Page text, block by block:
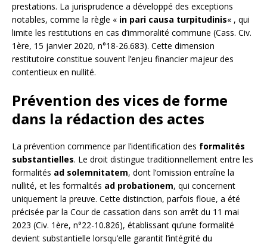
prestations. La jurisprudence a développé des exceptions
notables, comme la règle « in pari causa turpitudinis« , qui
limite les restitutions en cas d’immoralité commune (Cass. Civ.
1ère, 15 janvier 2020, n°18-26.683). Cette dimension
restitutoire constitue souvent l’enjeu financier majeur des
contentieux en nullité.
Prévention des vices de forme
dans la rédaction des actes
La prévention commence par l’identification des formalités
substantielles. Le droit distingue traditionnellement entre les
formalités ad solemnitatem, dont l’omission entraîne la
nullité, et les formalités ad probationem, qui concernent
uniquement la preuve. Cette distinction, parfois floue, a été
précisée par la Cour de cassation dans son arrêt du 11 mai
2023 (Civ. 1ère, n°22-10.826), établissant qu’une formalité
devient substantielle lorsqu’elle garantit l’intégrité du